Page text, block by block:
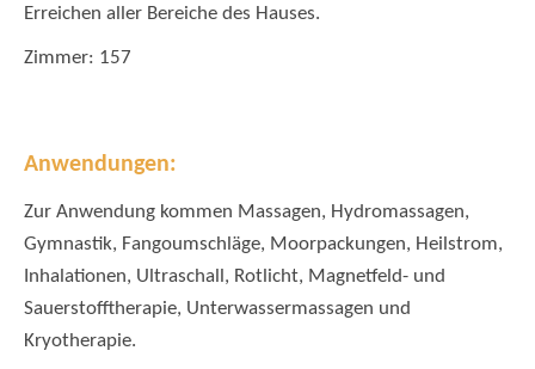
Erreichen aller Bereiche des Hauses.
Zimmer: 157
Anwendungen:
Zur Anwendung kommen Massagen, Hydromassagen,
Gymnastik, Fangoumschläge, Moorpackungen, Heilstrom,
Inhalationen, Ultraschall, Rotlicht, Magnetfeld- und
Sauerstofftherapie, Unterwassermassagen und
Kryotherapie.